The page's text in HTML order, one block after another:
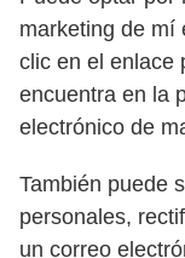
marketing de mí
clic en el enlace
encuentra en la
electrónico de
También puede
personales,
un correo